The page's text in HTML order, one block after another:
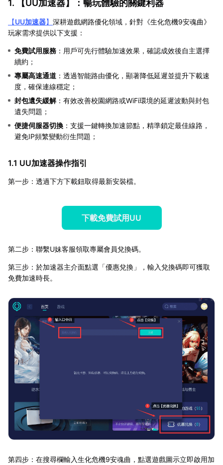
1. 【UU加速器】：暢玩體驗的關鍵利器
【UU加速器】 深耕遊戲網路優化領域，針對《生化危機9安魂曲》
玩家需求提供以下支援：
免費試用服務 ：用戶可先行體驗加速效果，確認成效後自主選擇
續約；
專屬高速通道 ：透過智能路由優化，顯著降低延遲並提升下載速
度，確保連線穩定；
封包遺失緩解：有效改善校園網路或WiFi環境的延遲波動與封包
遺失問題；
便捷伺服器切換 ：支援一鍵轉換加速節點，精準鎖定最佳線路，
避免IP頻繁變動衍生問題；
1.1 UU加速器操作指引
第一步：透過下方下載鈕取得最新安裝檔。
下載免費試用UU
第二步：聯繫U妹客服領取專屬會員兌換碼。
第三步：於加速器主介面點選「優惠兌換」，輸入兌換碼即可獲取
免費加速時長。
第四步：在搜尋欄輸入生化危機9安魂曲，點選遊戲圖示立即啟用加